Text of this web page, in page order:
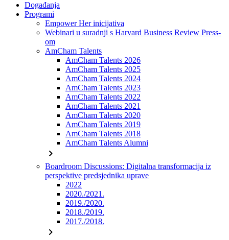
Događanja
Programi
Empower Her inicijativa
Webinari u suradnji s Harvard Business Review Press-
om
AmCham Talents
AmCham Talents 2026
AmCham Talents 2025
AmCham Talents 2024
AmCham Talents 2023
AmCham Talents 2022
AmCham Talents 2021
AmCham Talents 2020
AmCham Talents 2019
AmCham Talents 2018
AmCham Talents Alumni
chevron_right
Boardroom Discussions: Digitalna transformacija iz
perspektive predsjednika uprave
2022
2020./2021.
2019./2020.
2018./2019.
2017./2018.
chevron_right